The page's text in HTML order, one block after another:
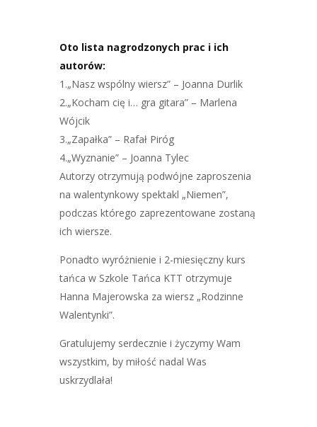
Oto lista nagrodzonych prac i ich
autorów:
1.„Nasz wspólny wiersz” – Joanna Durlik
2.„Kocham cię i… gra gitara” – Marlena
Wójcik
3.„Zapałka” – Rafał Piróg
4.„Wyznanie” – Joanna Tylec
Autorzy otrzymują podwójne zaproszenia
na walentynkowy spektakl „Niemen”,
podczas którego zaprezentowane zostaną
ich wiersze.
Ponadto wyróżnienie i 2-miesięczny kurs
tańca w Szkole Tańca KTT otrzymuje
Hanna Majerowska za wiersz „Rodzinne
Walentynki”.
Gratulujemy serdecznie i życzymy Wam
wszystkim, by miłość nadal Was
uskrzydlała!